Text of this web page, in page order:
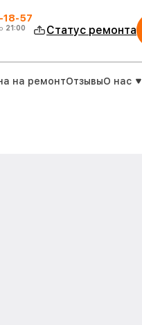
18-57
21:00 Статус ремонта
на ремонтОтзывыО нас